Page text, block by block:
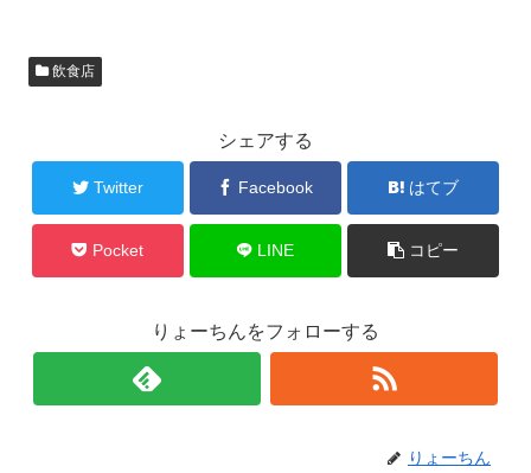
飲食店
シェアする
Twitter Facebook はてブ
Pocket LINE コピー
りょーちんをフォローする
りょーちん